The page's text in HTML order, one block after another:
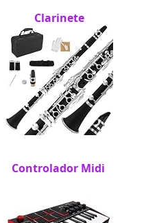
Clarinete
Controlador Midi